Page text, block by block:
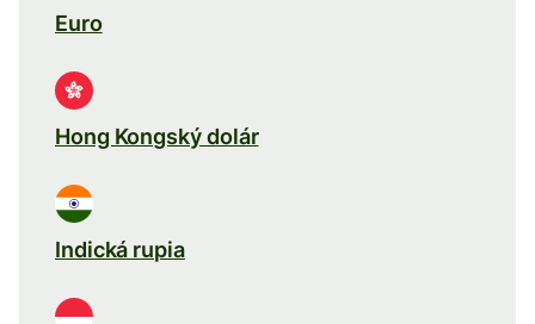
Euro
Hong Kongský dolár
Indická rupia